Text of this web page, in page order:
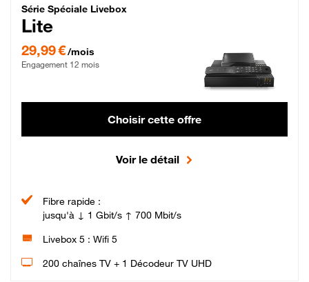
Série Spéciale Livebox Lite Fibre
Série Spéciale Livebox
Lite
29,99 €/mois
Engagement 12 mois
Choisir cette offre
Voir le détail
Fibre rapide :
jusqu'à ↓ 1 Gbit/s ↑ 700 Mbit/s
Livebox 5 : Wifi 5
200 chaînes TV + 1 Décodeur TV UHD